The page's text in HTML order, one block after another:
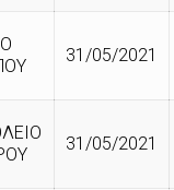
31/05/2021
31/05/2021